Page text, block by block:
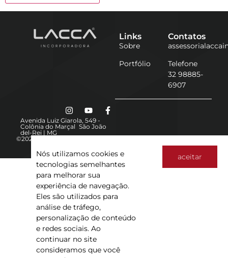
Links
Sobre
Portfólio
Contatos
Telefone
32 98885-
6907
Avenida Luiz Giarola, 549 -
Colônia do Marçal São João
del-Rei | MG
©2025 Lacca
Nós utilizamos cookies e
tecnologias semelhantes
para melhorar sua
experiência de navegação.
Eles são utilizados para
análise de tráfego,
personalização de conteúdo
e redes sociais. Ao
continuar no site
consideramos que você
aceitar